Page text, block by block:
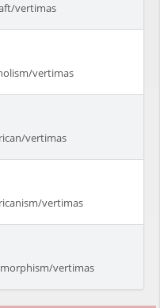
vertimas
vertimas
vertimas
vertimas
vertimas